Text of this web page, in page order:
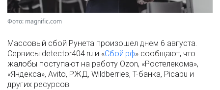
Фото: magnific.com
Массовый сбой Рунета произошел днем 6 августа.
Сервисы detector404.ru и «Сбой.рф» сообщают, что
жалобы поступают на работу Ozon, «Ростелекома»,
«Яндекса», Avito, РЖД, Wildberries, Т-банка, Picabu и
других ресурсов.